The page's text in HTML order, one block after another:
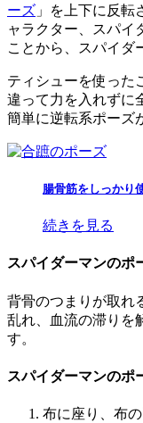
ーズ 」を上下に反転
ャラクター、スパイ
ことから、スパイダ
ティシューを使った
違って力を入れずに
簡単に逆転系ポーズ
腸骨筋をしっかり
続きを見る
スパイダーマンのポ
背骨のつまりが取れ
乱れ、血流の滞りを
す。
スパイダーマンのポ
布に座り、布